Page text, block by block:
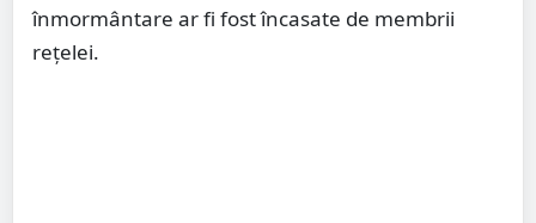
înmormântare ar fi fost încasate de membrii
rețelei.